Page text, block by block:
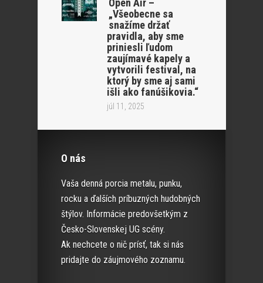
Open Air –
„Všeobecne sa
snažíme držať
pravidla, aby sme
priniesli ľudom
zaujímavé kapely a
vytvorili festival, na
ktorý by sme aj sami
išli ako fanúšikovia.“
júl 11, 2025
O nás
Vaša denná porcia metalu, punku,
rocku a ďalších príbuzných hudobných
štýlov. Informácie predovšetkým z
Česko-Slovenskej UG scény.
Ak nechcete o nič prísť, tak si nás
pridajte do záujmového zoznamu.